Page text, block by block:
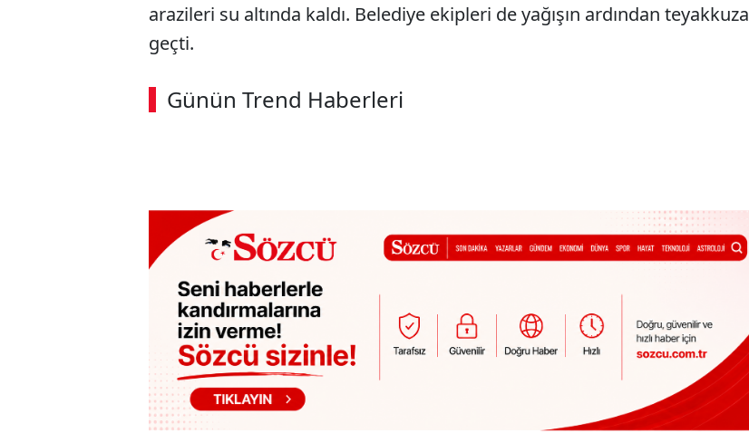
arazileri su altında kaldı. Belediye ekipleri de yağışın ardından teyakkuza
geçti.
Günün Trend Haberleri